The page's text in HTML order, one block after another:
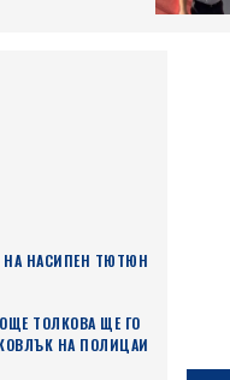
НА НАСИПЕН ТЮТЮН
ТОЛКОВА ЩЕ ГО
НА ПОЛИЦАИ